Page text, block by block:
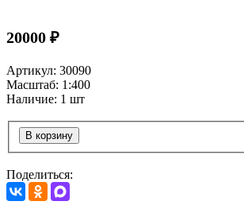
20000 ₽
Артикул: 30090
Масштаб: 1:400
Наличие: 1 шт
В корзину
Поделиться: